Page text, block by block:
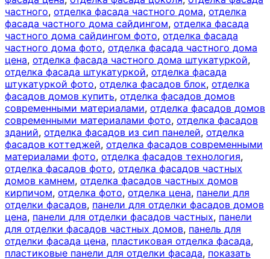
частного, отделка фасада частного дома, отделка
фасада частного дома сайдингом, отделка фасада
частного дома сайдингом фото, отделка фасада
частного дома фото, отделка фасада частного дома
цена, отделка фасада частного дома штукатуркой,
отделка фасада штукатуркой, отделка фасада
штукатуркой фото, отделка фасадов блок, отделка
фасадов домов купить, отделка фасадов домов
современными материалами, отделка фасадов домов
современными материалами фото, отделка фасадов
зданий, отделка фасадов из сип панелей, отделка
фасадов коттеджей, отделка фасадов современными
материалами фото, отделка фасадов технология,
отделка фасадов фото, отделка фасадов частных
домов камнем, отделка фасадов частных домов
кирпичом, отделка фото, отделка цена, панели для
отделки фасадов, панели для отделки фасадов домов
цена, панели для отделки фасадов частных, панели
для отделки фасадов частных домов, панель для
отделки фасада цена, пластиковая отделка фасада,
пластиковые панели для отделки фасада, показать